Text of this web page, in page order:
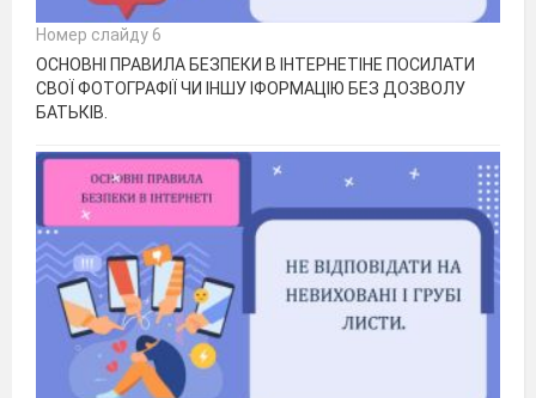
Номер слайду 6
ОСНОВНІ ПРАВИЛА БЕЗПЕКИ В ІНТЕРНЕТІНЕ ПОСИЛАТИ
СВОЇ ФОТОГРАФІЇ ЧИ ІНШУ ІФОРМАЦІЮ БЕЗ ДОЗВОЛУ
БАТЬКІВ.